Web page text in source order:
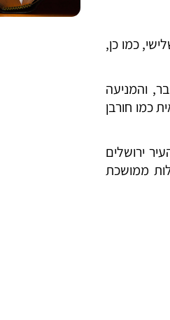
כמו כן,
והמניעה
כמו חורבן
ירושלים
ממושכת